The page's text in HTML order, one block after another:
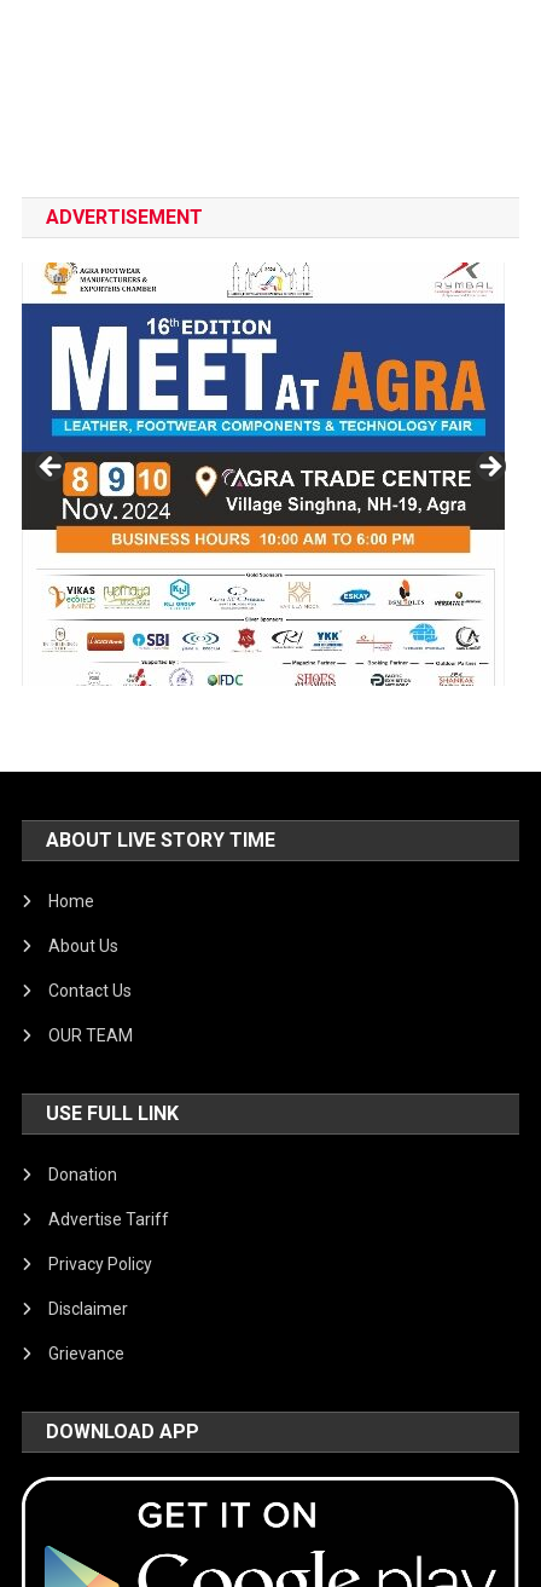
ADVERTISEMENT
ABOUT LIVE STORY TIME
Home
About Us
Contact Us
OUR TEAM
USE FULL LINK
Donation
Advertise Tariff
Privacy Policy
Disclaimer
Grievance
DOWNLOAD APP